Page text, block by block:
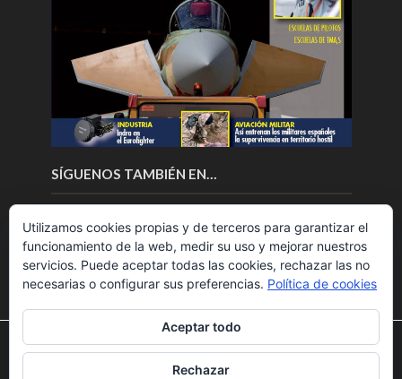
SÍGUENOS TAMBIÉN EN…
Copyright © 2018.Fly News.Noticias aerospacial
Utilizamos cookies para ofrecerte la mejor experiencia en
nuestra web.
Puedes aprender más sobre qué cookies utilizamos o
Utilizamos cookies propias y de terceros para garantizar el
funcionamiento de la web, medir su uso y mejorar nuestros
servicios. Puede aceptar todas las cookies, rechazar las no
necesarias o configurar sus preferencias. Política de cookies
Aceptar todo
Rechazar